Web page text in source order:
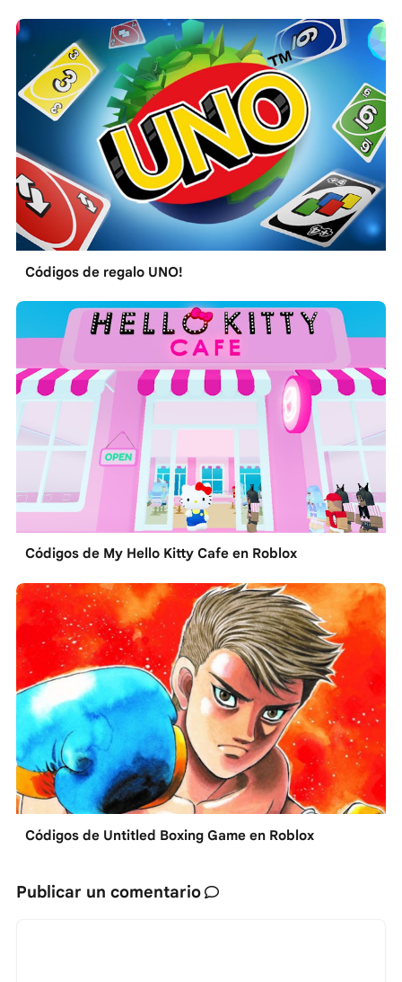
Códigos de regalo UNO!
Códigos de My Hello Kitty Cafe en Roblox
Códigos de Untitled Boxing Game en Roblox
Publicar un comentario